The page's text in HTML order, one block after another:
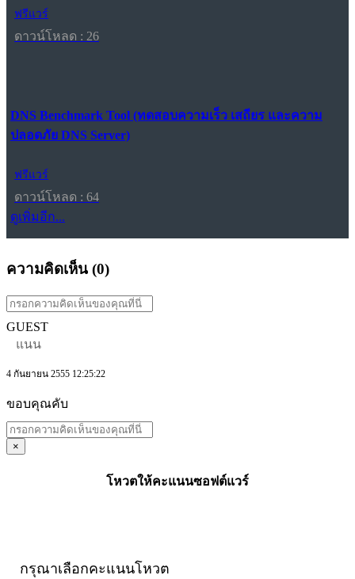
ฟรีแวร์
ดาวน์โหลด : 26
DNS Benchmark Tool (ทดสอบความเร็ว เสถียร และความ
ปลอดภัย DNS Server)
ฟรีแวร์
ดาวน์โหลด : 64
ดูเพิ่มอีก...
ความคิดเห็น (0)
GUEST
แนน
4 กันยายน 2555 12:25:22
ขอบคุณคับ
×
โหวตให้คะแนนซอฟต์แวร์
กรุณาเลือกคะแนนโหวต